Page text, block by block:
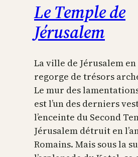
Le Temple de
Jérusalem
La ville de Jérusalem
regorge de trésors
Le mur des
est l’un des derniers
l’enceinte du Second
Jérusalem détruit en
Romains. Mais sous la